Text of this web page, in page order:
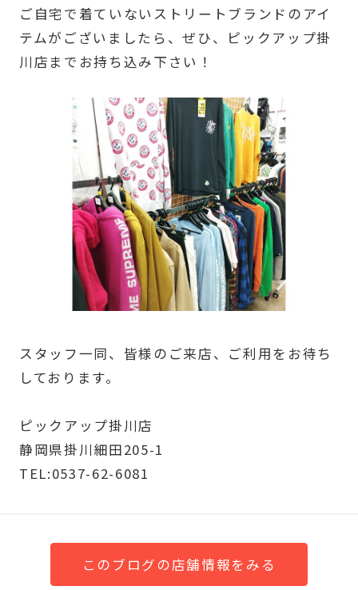
ご自宅で着ていないストリートブランドのアイ
テムがございましたら、ぜひ、ピックアップ掛
川店までお持ち込み下さい！
スタッフ一同、皆様のご来店、ご利用をお待ち
しております。
ピックアップ掛川店
静岡県掛川細田205-1
TEL:0537-62-6081
このブログの店舗情報をみる